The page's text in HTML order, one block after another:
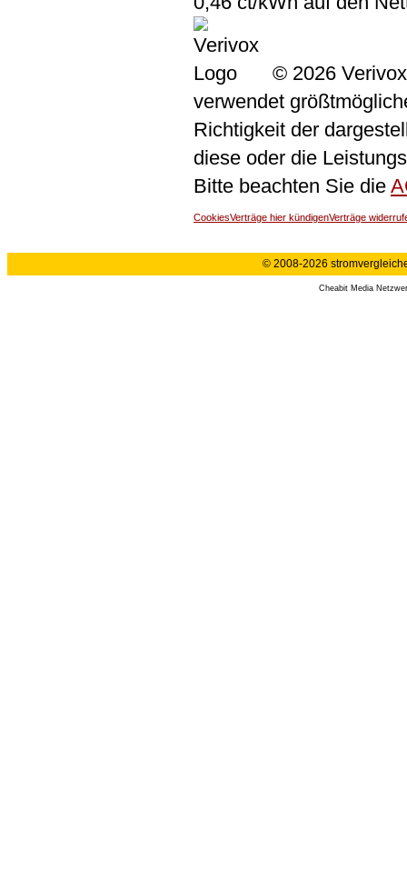
© 2026
verwendet
Richtigkeit der
diese oder die
Bitte beachten Sie die
CookiesVerträge hier kündigenVerträge
© 2008-2026
Cheabit Media